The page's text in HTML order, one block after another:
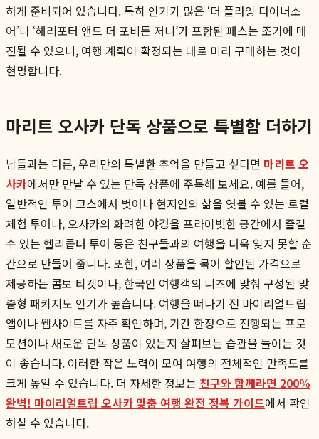
하게 준비되어 있습니다. 특히 인기가 많은 ‘더 플라잉 다이너소
어’나 ‘해리포터 앤드 더 포비든 저니’가 포함된 패스는 조기에 매
진될 수 있으니, 여행 계획이 확정되는 대로 미리 구매하는 것이
현명합니다.
마리트 오사카 단독 상품으로 특별함 더하기
남들과는 다른, 우리만의 특별한 추억을 만들고 싶다면 마리트 오
사카에서만 만날 수 있는 단독 상품에 주목해 보세요. 예를 들어,
일반적인 투어 코스에서 벗어나 현지인의 삶을 엿볼 수 있는 로컬
체험 투어나, 오사카의 화려한 야경을 프라이빗한 공간에서 즐길
수 있는 헬리콥터 투어 등은 친구들과의 여행을 더욱 잊지 못할 순
간으로 만들어 줍니다. 또한, 여러 상품을 묶어 할인된 가격으로
제공하는 콤보 티켓이나, 한국인 여행객의 니즈에 맞춰 구성된 맞
춤형 패키지도 인기가 높습니다. 여행을 떠나기 전 마이리얼트립
앱이나 웹사이트를 자주 확인하며, 기간 한정으로 진행되는 프로
모션이나 새로운 단독 상품이 있는지 살펴보는 습관을 들이는 것
이 좋습니다. 이러한 작은 노력이 모여 여행의 전체적인 만족도를
크게 높일 수 있습니다. 더 자세한 정보는 친구와 함께라면 200%
완벽! 마이리얼트립 오사카 맞춤 여행 완전 정복 가이드에서 확인
하실 수 있습니다.